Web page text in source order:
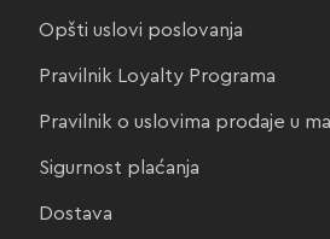
Opšti uslovi poslovanja
Pravilnik Loyalty Programa
Pravilnik o uslovima prodaje u
Sigurnost plaćanja
Dostava